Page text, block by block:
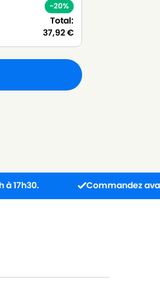
-20%
Total:
37,92€
Commandez avant 13h :